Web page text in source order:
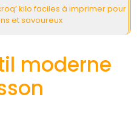
kilo faciles à imprimer pour
et savoureux
moderne